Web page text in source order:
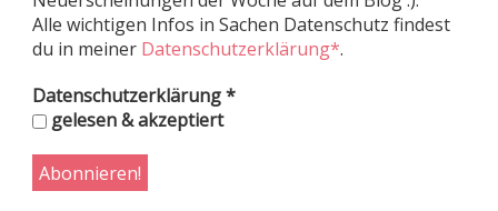
Alle wichtigen Infos in Sachen Datenschutz findest
du in meiner Datenschutzerklärung*.
Datenschutzerklärung*
gelesen & akzeptiert